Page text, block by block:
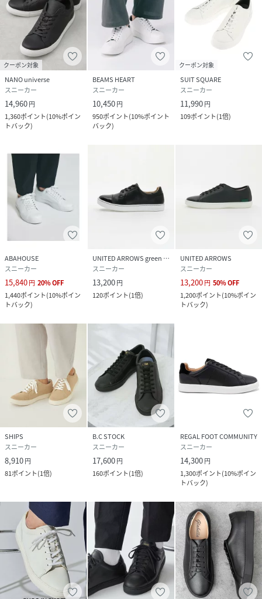
原産国
素材
(甲皮の使用材)牛革 ポリエステル
(底材の種類)合成底
サイズ ２６、２７、２８
品番
RY9395_668
668-6134201-010-40 RY9395)
クーポン対象
NANO universe
スニーカー
14,960円
1,360ポイント(10%ポイン
トバック)
BEAMS HEART
スニーカー
10,450円
950ポイント(10%ポイント
バック)
クーポン対象
SUIT SQUARE
スニーカー
11,990円
109ポイント(1倍)
ABAHOUSE
スニーカー
15,840円 20%OFF
1,440ポイント(10%ポイン
トバック)
UNITED ARROWS green label relaxing
スニーカー
13,200円
120ポイント(1倍)
UNITED ARROWS
スニーカー
13,200円 50%OFF
1,200ポイント(10%ポイン
トバック)
SHIPS
スニーカー
8,910円
81ポイント(1倍)
B.C STOCK
スニーカー
17,600円
160ポイント(1倍)
REGAL FOOT COMMUNITY
スニーカー
14,300円
1,300ポイント(10%ポイン
トバック)